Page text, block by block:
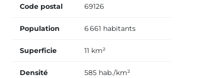
Code postal 69126
Population 6 661 habitants
Superficie 11 km²
Densité 585 hab./km²